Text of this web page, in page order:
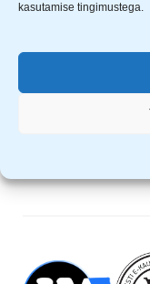
kasutamise tingimustega.
2x LR20
teleskoopiline